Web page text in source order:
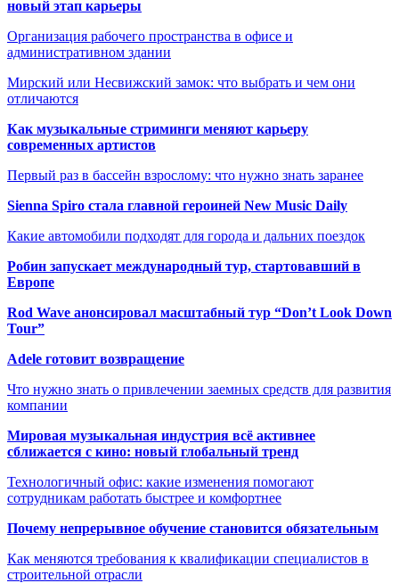
новый этап карьеры
Организация рабочего пространства в офисе и
административном здании
Мирский или Несвижский замок: что выбрать и чем они
отличаются
Как музыкальные стриминги меняют карьеру
современных артистов
Первый раз в бассейн взрослому: что нужно знать заранее
Sienna Spiro стала главной героиней New Music Daily
Какие автомобили подходят для города и дальних поездок
Робин запускает международный тур, стартовавший в
Европе
Rod Wave анонсировал масштабный тур “Don’t Look Down
Tour”
Adele готовит возвращение
Что нужно знать о привлечении заемных средств для развития
компании
Мировая музыкальная индустрия всё активнее
сближается с кино: новый глобальный тренд
Технологичный офис: какие изменения помогают
сотрудникам работать быстрее и комфортнее
Почему непрерывное обучение становится обязательным
Как меняются требования к квалификации специалистов в
строительной отрасли